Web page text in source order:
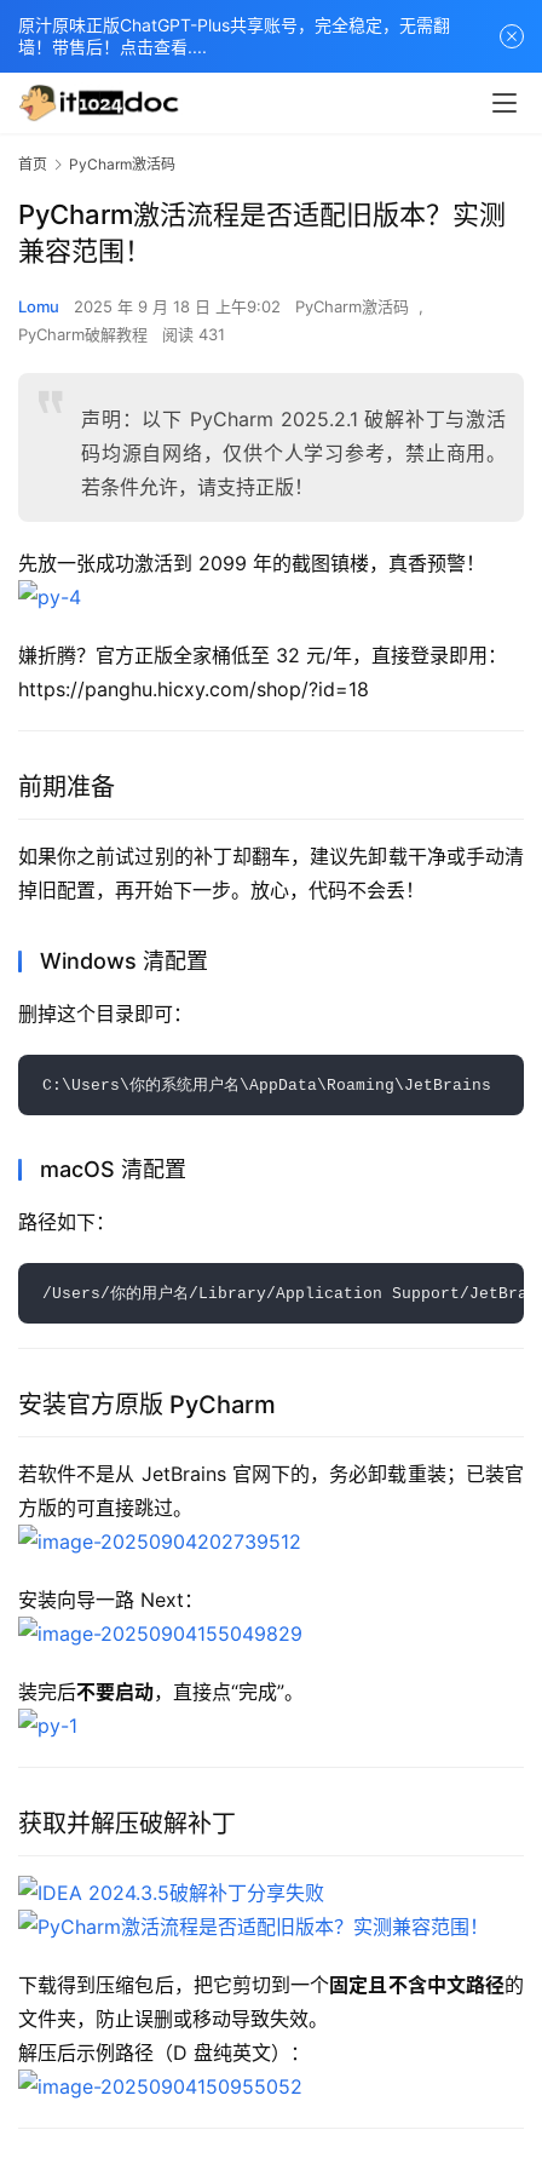
首页 PyCharm激活码
PyCharm激活流程是否适配旧版本？实测
兼容范围！
Lomu 2025 年 9 月 18 日 上午9:02 PyCharm激活码
,
PyCharm破解教程
阅读 431
声明：以下 PyCharm 2025.2.1 破解补丁与激活
码均源自网络，仅供个人学习参考，禁止商用。
若条件允许，请支持正版！
先放一张成功激活到 2099 年的截图镇楼，真香预警！
嫌折腾？官方正版全家桶低至 32 元/年，直接登录即用：
https://panghu.hicxy.com/shop/?id=18
前期准备
如果你之前试过别的补丁却翻车，建议先卸载干净或手动清
掉旧配置，再开始下一步。放心，代码不会丢！
Windows 清配置
删掉这个目录即可：
macOS 清配置
路径如下：
安装官方原版 PyCharm
若软件不是从 JetBrains 官网下的，务必卸载重装；已装官
方版的可直接跳过。
安装向导一路 Next：
装完后不要启动，直接点“完成”。
获取并解压破解补丁
下载得到压缩包后，把它剪切到一个固定且不含中文路径的
文件夹，防止误删或移动导致失效。
解压后示例路径（D 盘纯英文）：
原汁原味正版ChatGPT-Plus共享账号，完全稳定，无需翻
墙！带售后！点击查看....